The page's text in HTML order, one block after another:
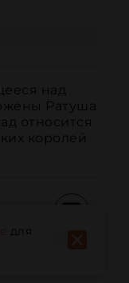
над
Ратуша
относится
королей
для